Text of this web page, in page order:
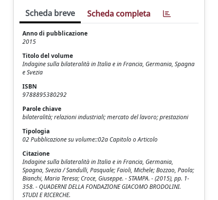
Scheda breve Scheda completa
Anno di pubblicazione
2015
Titolo del volume
Indagine sulla bilateralità in Italia e in Francia, Germania, Spagna
e Svezia
ISBN
9788895380292
Parole chiave
bilateralità; relazioni industriali; mercato del lavoro; prestazioni
Tipologia
02 Pubblicazione su volume::02a Capitolo o Articolo
Citazione
Indagine sulla bilateralità in Italia e in Francia, Germania,
Spagna, Svezia / Sandulli, Pasquale; Faioli, Michele; Bozzao, Paola;
Bianchi, Maria Teresa; Croce, Giuseppe. - STAMPA. - (2015), pp. 1-
358. - QUADERNI DELLA FONDAZIONE GIACOMO BRODOLINI.
STUDI E RICERCHE.